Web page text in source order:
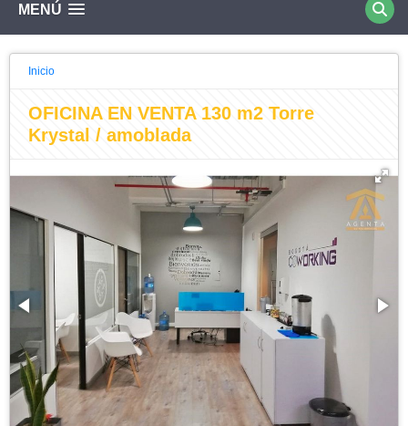
MENÚ
Inicio
OFICINA EN VENTA 130 m2 Torre
Krystal / amoblada